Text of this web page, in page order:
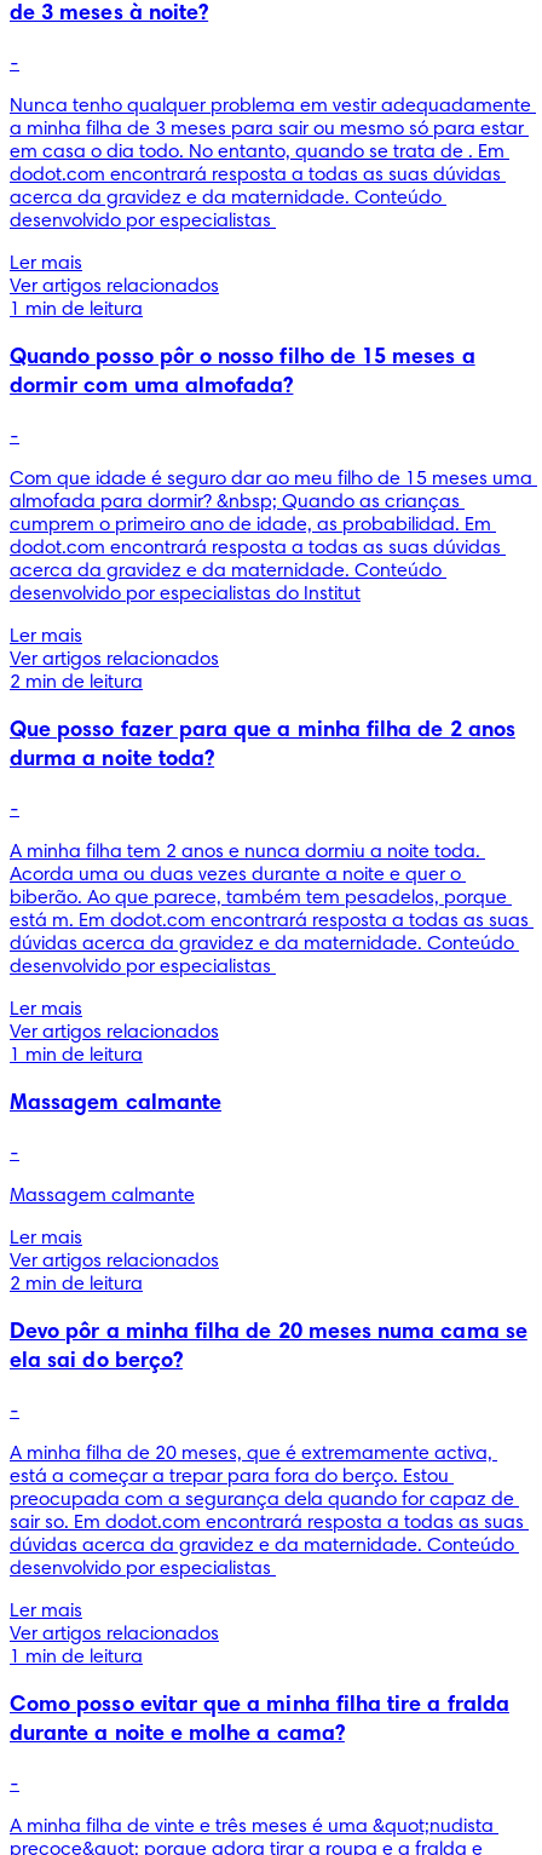
de 3 meses à noite?
-
Nunca tenho qualquer problema em vestir adequadamente
a minha filha de 3 meses para sair ou mesmo só para estar
em casa o dia todo. No entanto, quando se trata de . Em
dodot.com encontrará resposta a todas as suas dúvidas
acerca da gravidez e da maternidade. Conteúdo
desenvolvido por especialistas
Ler mais
Ver artigos relacionados
1 min de leitura
Quando posso pôr o nosso filho de 15 meses a
dormir com uma almofada?
-
Com que idade é seguro dar ao meu filho de 15 meses uma
almofada para dormir? &nbsp; Quando as crianças
cumprem o primeiro ano de idade, as probabilidad. Em
dodot.com encontrará resposta a todas as suas dúvidas
acerca da gravidez e da maternidade. Conteúdo
desenvolvido por especialistas do Institut
Ler mais
Ver artigos relacionados
2 min de leitura
Que posso fazer para que a minha filha de 2 anos
durma a noite toda?
-
A minha filha tem 2 anos e nunca dormiu a noite toda.
Acorda uma ou duas vezes durante a noite e quer o
biberão. Ao que parece, também tem pesadelos, porque
está m. Em dodot.com encontrará resposta a todas as suas
dúvidas acerca da gravidez e da maternidade. Conteúdo
desenvolvido por especialistas
Ler mais
Ver artigos relacionados
1 min de leitura
Massagem calmante
-
Ler mais
Ver artigos relacionados
2 min de leitura
Devo pôr a minha filha de 20 meses numa cama se
ela sai do berço?
-
A minha filha de 20 meses, que é extremamente activa,
está a começar a trepar para fora do berço. Estou
preocupada com a segurança dela quando for capaz de
sair so. Em dodot.com encontrará resposta a todas as suas
dúvidas acerca da gravidez e da maternidade. Conteúdo
desenvolvido por especialistas
Ler mais
Ver artigos relacionados
1 min de leitura
Como posso evitar que a minha filha tire a fralda
durante a noite e molhe a cama?
-
A minha filha de vinte e três meses é uma &quot;nudista
precoce&quot; porque adora tirar a roupa e a fralda e